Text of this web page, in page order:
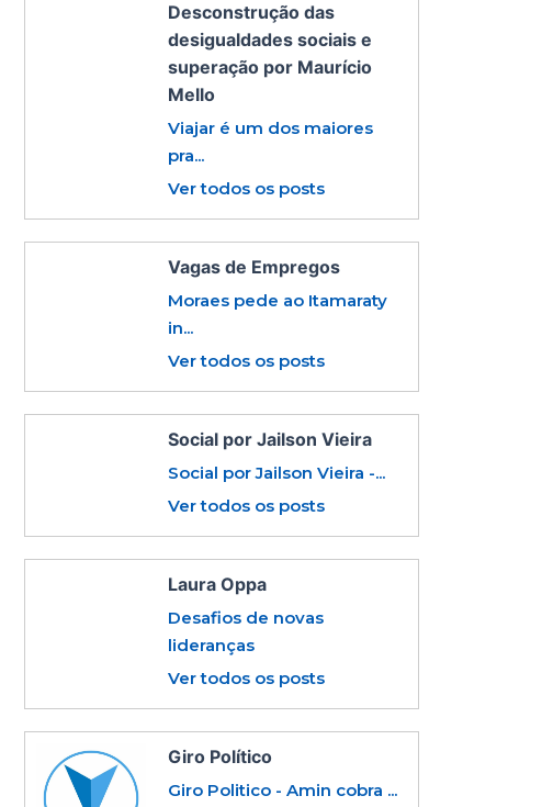
Desconstrução das
desigualdades sociais e
superação por Maurício
Mello
Viajar é um dos maiores
pra...
Ver todos os posts
Vagas de Empregos
Moraes pede ao Itamaraty
in...
Ver todos os posts
Social por Jailson Vieira
Social por Jailson Vieira -...
Ver todos os posts
Laura Oppa
Desafios de novas
lideranças
Ver todos os posts
Giro Político
Giro Politico - Amin cobra ...